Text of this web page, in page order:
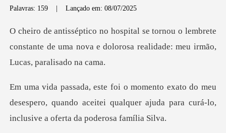
Palavras: 159 |Lançado em: 08/07/2025
o lembrete
constante de uma nova e dolorosa r
u
desespero, quando aceitei qualquer ajuda para cur